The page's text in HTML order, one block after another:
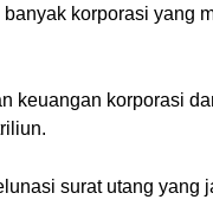
korporasi yang
keuangan korporasi
surat utang yang